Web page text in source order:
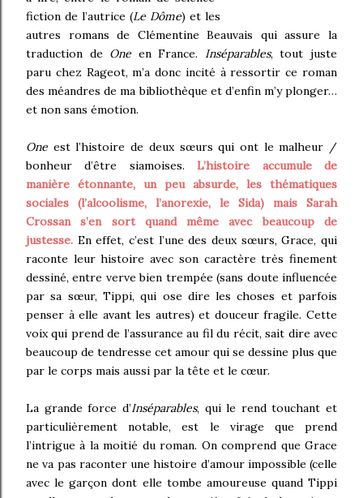
fiction de l’autrice (Le Dôme) et les
autres romans de Clémentine Beauvais qui assure la
traduction de One en France. Inséparables, tout juste
paru chez Rageot, m’a donc incité à ressortir ce roman
des méandres de ma bibliothèque et d’enfin m’y plonger…
et non sans émotion.
One est l’histoire de deux sœurs qui ont le malheur /
bonheur d’être siamoises.L’histoire accumule de
manière étonnante, un peu absurde, les thématiques
sociales (l’alcoolisme, l’anorexie, le Sida) mais Sarah
Crossan s’en sort quand même avec beaucoup de
justesse. En effet, c’est l’une des deux sœurs, Grace, qui
raconte leur histoire avec son caractère très finement
dessiné, entre verve bien trempée (sans doute influencée
par sa sœur, Tippi, qui ose dire les choses et parfois
penser à elle avant les autres) et douceur fragile. Cette
voix qui prend de l’assurance au fil du récit, sait dire avec
beaucoup de tendresse cet amour qui se dessine plus que
par le corps mais aussi par la tête et le cœur.
La grande force d’Inséparables, qui le rend touchant et
particulièrement notable, est le virage que prend
l’intrigue à la moitié du roman. On comprend que Grace
ne va pas raconter une histoire d’amour impossible (celle
avec le garçon dont elle tombe amoureuse quand Tippi